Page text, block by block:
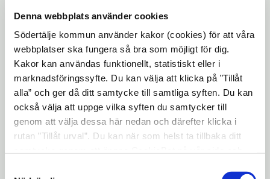
Denna webbplats använder cookies
Södertälje kommun använder kakor (cookies) för att våra
webbplatser ska fungera så bra som möjligt för dig.
Kakor kan användas funktionellt, statistiskt eller i
marknadsföringssyfte. Du kan välja att klicka på ”Tillåt
alla” och ger då ditt samtycke till samtliga syften. Du kan
också välja att uppge vilka syften du samtycker till
genom att välja dessa här nedan och därefter klicka i
rutan ”Tillåt urval”. Du kan när som helst ta tillbaka ditt
når havet. Allt detta är viktigt för den
biologiska mångfalden.
Arbetet kommer att utföras från gång-och
cykelvägen med hjälp av lastbilar med kran.
Lite grenar kommer att tas bort för att
kranen ska komma fram och vissa träd
kommer att fällas för att tillföra mer död
ved. Med projektet så bidrar vi till att nå
flera av våra 16 miljökvalitetsmål där den
främsta är ”levande sjöar och vattendrag”.